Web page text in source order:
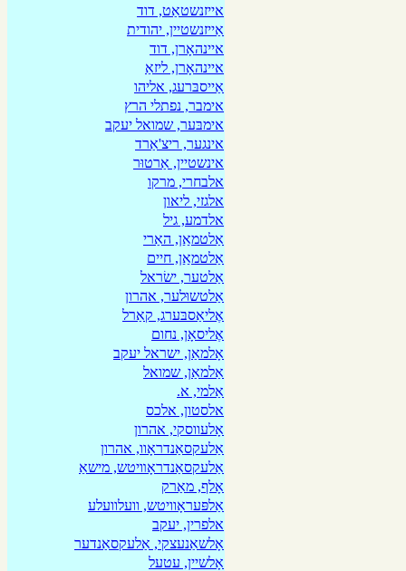
אייזנשטאַט, דוד
אַייזנשטיין, יהודית
איינהאָרן, דוד
איינהאָרן, ליזאַ
אַייסבּרעג, אליהו
אימבר, נפתלי הרץ
אימבּער, שמואל יעקב
אינגער, ריצ'אַרד
אינשטיין, אַרטוּר
אלבחרי, מרקו
אלגזי, ליאון
אלדמע, גיל
אַלטמאַַן, האַרי
אַלטמאַַן, חיים
אַלטער, ישׂראל
אַלטשוּלער, אהרון
אֶליאַסבּערג, קאַרל
אֶליסאָן, נחום
אָלמאַן, ישראל יעקב
אַלמאַן, שמואל
אַלמי, א.
אלסטון, אלכס
אָלעווסקי, אהרון
אַלעקסאַנדראָוו, אהרון
אַלעקסאַנדראָװיטש, מישאַ
אָלף, מאַרק
אַלפּעראָוויטש, וועלוועלע
אלפרין, יעקב
אָלשאַנעצקי, אַלעקסאַנדער
אָלשיין, עטעל